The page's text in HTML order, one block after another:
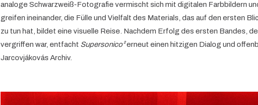
analoge Schwarzweiß-Fotografie vermischt sich mit digitalen Farbbildern
greifen ineinander, die Fülle und Vielfalt des Materials, das auf den ersten
zu tun hat, bildet eine visuelle Reise. Nachdem Erfolg des ersten Bandes,
vergriffen war, entfacht Supersonico²erneut einen hitzigen Dialog und
Jarcovjákovás Archiv.